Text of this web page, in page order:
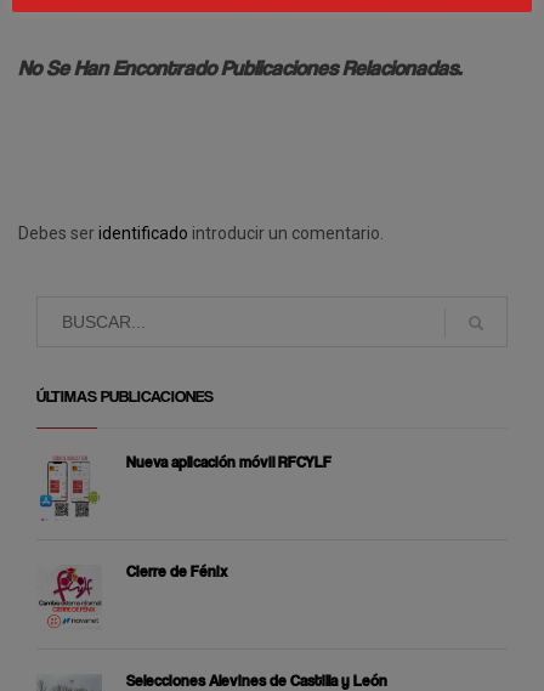
No Se Han Encontrado Publicaciones Relacionadas.
Debes seridentificado introducir un comentario.
ÚLTIMAS PUBLICACIONES
Nueva aplicación móvil RFCYLF
Cierre de Fénix
Selecciones Alevines de Castilla y León